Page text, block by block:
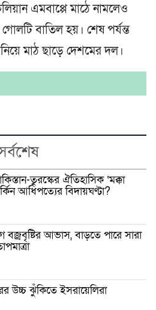
এমবাপ্পে মাঠে নামলেও
বাতিল হয়। শেষ পর্যন্ত
মাঠ ছাড়ে দেশমের দল।
তুরস্কের ঐতিহাসিক ‘মক্কা
আধিপত্যের বিদায়ঘণ্টা?
বজ্রবৃষ্টির আভাস, বাড়তে পারে সারা
উচ্চ ঝুঁকিতে ইসরায়েলিরা